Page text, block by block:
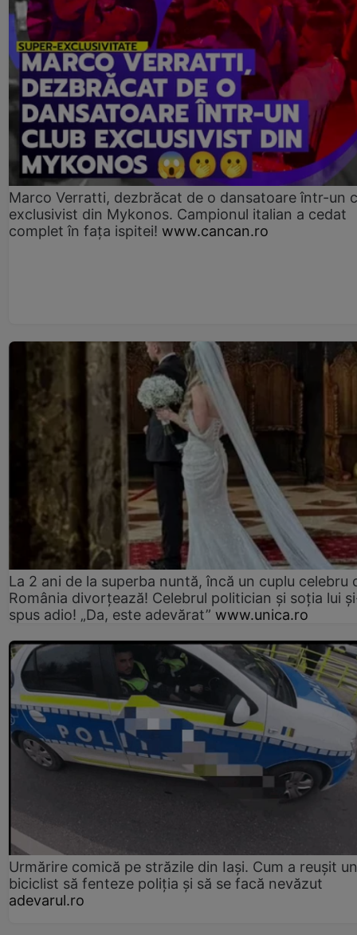
Marco Verratti, dezbrăcat de o dansatoare într-un
exclusivist din Mykonos. Campionul italian a cedat
complet în fața ispitei! www.cancan.ro
La 2 ani de la superba nuntă, încă un cuplu celebru
România divorțează! Celebrul politician și soția lui
spus adio! „Da, este adevărat” www.unica.ro
Urmărire comică pe străzile din Iași. Cum a reușit un
biciclist să fenteze poliția și să se facă nevăzut
adevarul.ro